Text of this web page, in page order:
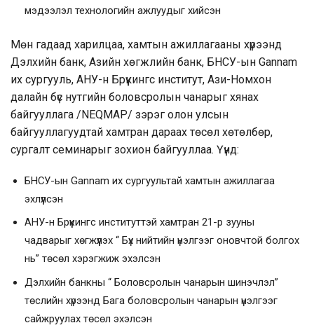
мэдээлэл технологийн ажлуудыг хийсэн
Мөн гадаад харилцаа, хамтын ажиллагааны хүрээнд
Дэлхийн банк, Азийн хөгжлийн банк, БНСУ-ын Gannam
их сургууль, АНУ-н Брүүкингс институт, Ази-Номхон
далайн бүс нутгийн боловсролын чанарыг хянах
байгууллага /NEQMAP/ зэрэг олон улсын
байгууллагуудтай хамтран дараах төсөл хөтөлбөр,
сургалт семинарыг зохион байгууллаа. Үүнд:
БНСУ-ын Gannam их сургуультай хамтын ажиллагаа
эхлүүлсэн
АНУ-н Брүүкингс институттэй хамтран 21-р зууны
чадварыг хөгжүүлэх “ Бүх нийтийн үнэлгээг оновчтой болгох
нь” төсөл хэрэгжиж эхэлсэн
Дэлхийн банкны “ Боловсролын чанарын шинэчлэл”
төслийн хүрээнд Бага боловсролын чанарын үнэлгээг
сайжруулах төсөл эхэлсэн